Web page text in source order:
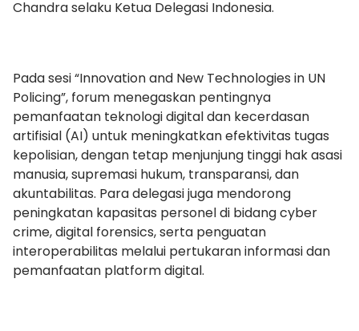
Chandra selaku Ketua Delegasi Indonesia.
Pada sesi “Innovation and New Technologies in UN
Policing”, forum menegaskan pentingnya
pemanfaatan teknologi digital dan kecerdasan
artifisial (AI) untuk meningkatkan efektivitas tugas
kepolisian, dengan tetap menjunjung tinggi hak asasi
manusia, supremasi hukum, transparansi, dan
akuntabilitas. Para delegasi juga mendorong
peningkatan kapasitas personel di bidang cyber
crime, digital forensics, serta penguatan
interoperabilitas melalui pertukaran informasi dan
pemanfaatan platform digital.